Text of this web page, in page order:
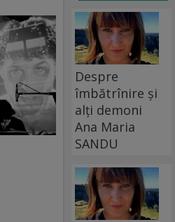
Despre
îmbătrînire și
alți demoni
Ana Maria
SANDU